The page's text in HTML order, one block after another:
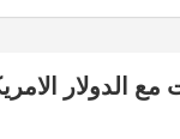
مع الدولار